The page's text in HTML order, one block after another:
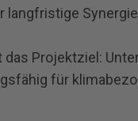
langfristige
das Projektziel:
für